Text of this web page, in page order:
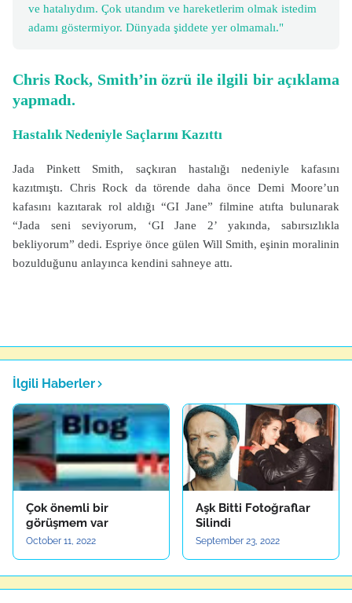
ve hatalıydım. Çok utandım ve hareketlerim olmak istedim
adamı göstermiyor. Dünyada şiddete yer olmamalı."
Chris Rock, Smith’in özrü ile ilgili bir açıklama
yapmadı.
Hastalık Nedeniyle Saçlarını Kazıttı
Jada Pinkett Smith, saçkıran hastalığı nedeniyle kafasını
kazıtmıştı. Chris Rock da törende daha önce Demi Moore’un
kafasını kazıtarak rol aldığı “GI Jane” filmine atıfta bulunarak
“Jada seni seviyorum, ‘GI Jane 2’ yakında, sabırsızlıkla
bekliyorum” dedi. Espriye önce gülen Will Smith, eşinin moralinin
bozulduğunu anlayınca kendini sahneye attı.
İlgili Haberler
Çok önemli bir
görüşmem var
October 11, 2022
Aşk Bitti Fotoğraflar
Silindi
September 23, 2022